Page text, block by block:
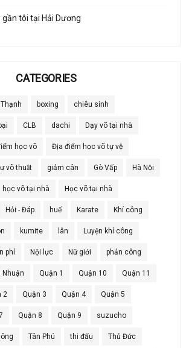
tôi tại Hải Dương
CATEGORIES
boxing chiêu sinh
CLB dachi Dạy võ tại nhà
học võ Địa điểm học võ tự vệ
võ thuật giảm cân Gò Vấp Hà Nội
học võ tại nhà Học võ tại nhà
Hỏi - Đáp huế Karate Khí công
kumite lân Luyện khí công
phí Nội lực Nữ giới phản công
Nhuận Quận 1 Quận 10 Quận 11
2 Quận 3 Quận 4 Quận 5
Quận 8 Quận 9 suzucho
Tân Phú thi đấu Thủ Đức